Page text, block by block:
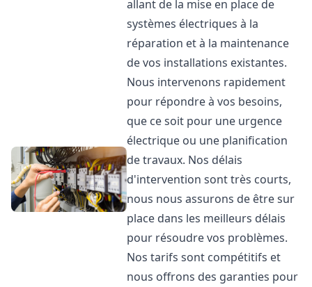
allant de la mise en place de
systèmes électriques à la
réparation et à la maintenance
de vos installations existantes.
Nous intervenons rapidement
pour répondre à vos besoins,
que ce soit pour une urgence
électrique ou une planification
de travaux. Nos délais
d'intervention sont très courts,
nous nous assurons de être sur
place dans les meilleurs délais
pour résoudre vos problèmes.
Nos tarifs sont compétitifs et
nous offrons des garanties pour